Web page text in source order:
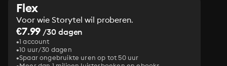
Flex
Voor wie Storytel wil proberen.
€7.99 /30 dagen
1 account
10 uur/30 dagen
Spaar ongebruikte uren op tot 50 uur